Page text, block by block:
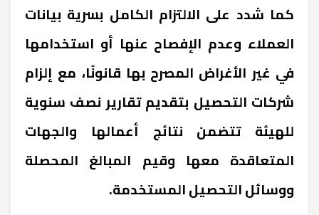
كما شدد على الالتزام الكامل بسرية بيانات
العملاء وعدم الإفصاح عنها أو استخدامها
في غير الأغراض المصرح بها قانونًا، مع إلزام
شركات التحصيل بتقديم تقارير نصف سنوية
للهيئة تتضمن نتائج أعمالها والجهات
المتعاقدة معها وقيم المبالغ المحصلة
ووسائل التحصيل المستخدمة.